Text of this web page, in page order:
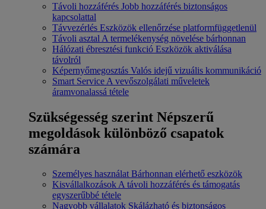
Távoli hozzáférés Jobb hozzáférés biztonságos
kapcsolattal
Távvezérlés Eszközök ellenőrzése platformfüggetlenül
Távoli asztal A termelékenység növelése bárhonnan
Hálózati ébresztési funkció Eszközök aktiválása
távolról
Képernyőmegosztás Valós idejű vizuális kommunikáció
Smart Service A vevőszolgálati műveletek
áramvonalassá tétele
Szükségesség szerint Népszerű
megoldások különböző csapatok
számára
Személyes használat Bárhonnan elérhető eszközök
KisvállalkozásokA távoli hozzáférés és támogatás
egyszerűbbé tétele
Nagyobb vállalatok Skálázható és biztonságos